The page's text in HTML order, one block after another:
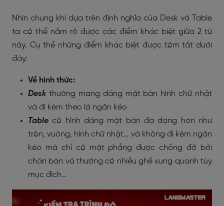
Nhìn chung khi dựa trên định nghĩa của Desk và Table
ta có thể nắm rõ được các điểm khác biệt giữa 2 từ
này. Cụ thể những điểm khác biệt được tóm tắt dưới
đây:
Về hình thức:
Deskthường mang dáng mặt bàn hình chữ nhật
và đi kèm theo là ngăn kéo
Table có hình dáng mặt bàn đa dạng hơn như
tròn, vuông, hình chữ nhật… và không đi kèm ngăn
kéo mà chỉ có mặt phẳng được chống đỡ bởi
chân bàn và thường có nhiều ghế xung quanh tùy
mục đích…